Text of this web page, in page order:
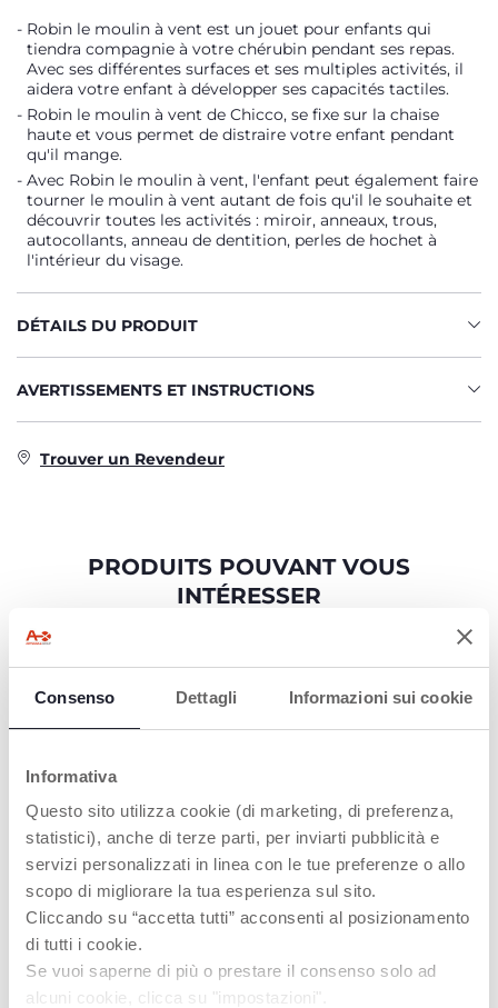
Consenso Dettagli Informazioni sui cookie
Informativa
Questo sito utilizza cookie (di marketing, di preferenza,
statistici), anche di terze parti, per inviarti pubblicità e
servizi personalizzati in linea con le tue preferenze o allo
scopo di migliorare la tua esperienza sul sito.
Cliccando su “accetta tutti” acconsenti al posizionamento
di tutti i cookie.
Se vuoi saperne di più o prestare il consenso solo ad
alcuni cookie, clicca su "impostazioni".
Robin le moulin à vent est un jouet pour enfants qui
tiendra compagnie à votre chérubin pendant ses repas.
Avec ses différentes surfaces et ses multiples activités, il
aidera votre enfant à développer ses capacités tactiles.
Robin le moulin à vent de Chicco, se fixe sur la chaise
haute et vous permet de distraire votre enfant pendant
qu'il mange.
Avec Robin le moulin à vent, l'enfant peut également faire
tourner le moulin à vent autant de fois qu'il le souhaite et
découvrir toutes les activités : miroir, anneaux, trous,
autocollants, anneau de dentition, perles de hochet à
l'intérieur du visage.
DÉTAILS DU PRODUIT
AVERTISSEMENTS ET INSTRUCTIONS
Trouver un Revendeur
PRODUITS POUVANT VOUS
INTÉRESSER
Molly Tortue Câline